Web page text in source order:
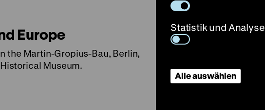
Europe
the Martin-Gropius-Bau, Berlin,
Museum.
Statistik und Analyse
Alle auswählen